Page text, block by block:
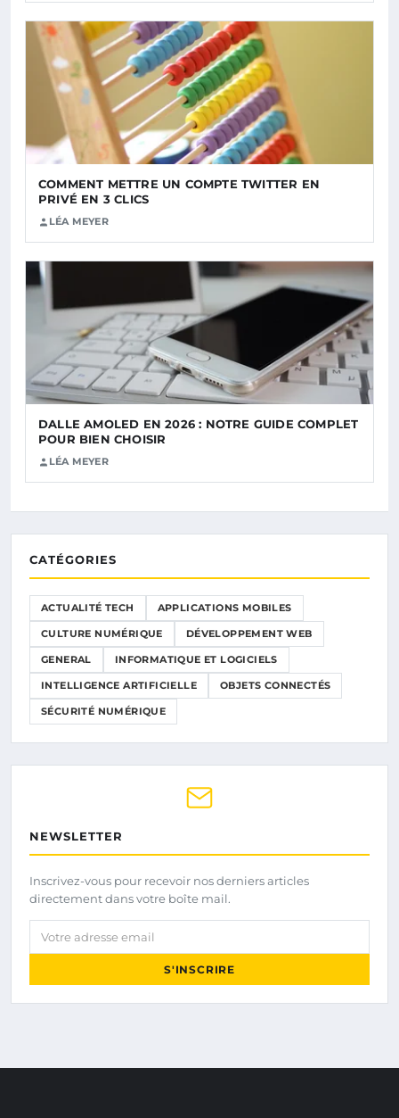
COMMENT METTRE UN COMPTE TWITTER EN
PRIVÉ EN 3 CLICS
LÉA MEYER
DALLE AMOLED EN 2026 : NOTRE GUIDE COMPLET
POUR BIEN CHOISIR
LÉA MEYER
CATÉGORIES
ACTUALITÉ TECH APPLICATIONS MOBILES
CULTURE NUMÉRIQUE DÉVELOPPEMENT WEB
GENERAL INFORMATIQUE ET LOGICIELS
INTELLIGENCE ARTIFICIELLE OBJETS CONNECTÉS
SÉCURITÉ NUMÉRIQUE
NEWSLETTER
Inscrivez-vous pour recevoir nos derniers articles
directement dans votre boîte mail.
Votre adresse email
S'INSCRIRE